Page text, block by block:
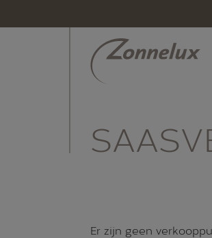
Er zijn geen